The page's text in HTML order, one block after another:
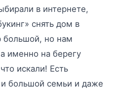
в интернете,
снять дом в
большой, но нам
именно на берегу
искали! Есть
большой семьи и даже